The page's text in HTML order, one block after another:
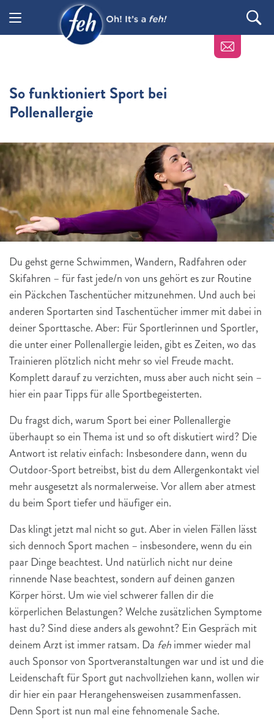
So funktioniertSport bei
Pollenallergie
Du gehst gerne Schwimmen, Wandern, Radfahren oder
Skifahren – für fast jede/n von uns gehört es zur Routine
ein Päckchen Taschentücher mitzunehmen. Und auch bei
anderen Sportarten sind Taschentücher immer mit dabei in
deiner Sporttasche. Aber: Für Sportlerinnen und Sportler,
die unter einer Pollenallergie leiden, gibt es Zeiten, wo das
Trainieren plötzlich nicht mehr so viel Freude macht.
Komplett darauf zu verzichten, muss aber auch nicht sein –
hier ein paar Tipps für alle Sportbegeisterten.
Du fragst dich, warum Sport bei einer Pollenallergie
überhaupt so ein Thema ist und so oft diskutiert wird? Die
Antwort ist relativ einfach: Insbesondere dann, wenn du
Outdoor-Sport betreibst, bist du dem Allergenkontakt viel
mehr ausgesetzt als normalerweise. Vor allem aber atmest
du beim Sport tiefer und häufiger ein.
Das klingt jetzt mal nicht so gut. Aber in vielen Fällen lässt
sich dennoch Sport machen – insbesondere, wenn du ein
paar Dinge beachtest. Und natürlich nicht nur deine
rinnende Nase beachtest, sondern auf deinen ganzen
Körper hörst. Um wie viel schwerer fallen dir die
körperlichen Belastungen? Welche zusätzlichen Symptome
hast du? Sind diese anders als gewohnt? Ein Gespräch mit
deinem Arzt ist immer ratsam. Da fehimmer wieder mal
auch Sponsor von Sportveranstaltungen war und ist und die
Leidenschaft für Sport gut nachvollziehen kann, wollen wir
dir hier ein paar Herangehensweisen zusammenfassen.
Denn Sport ist nun mal eine fehnomenale Sache.